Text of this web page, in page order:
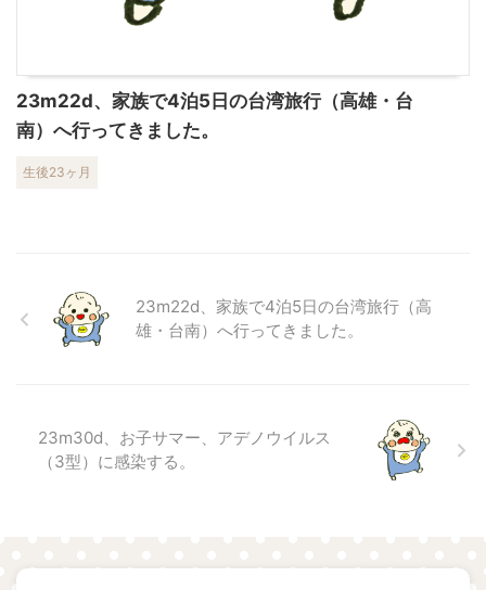
23m22d、家族で4泊5日の台湾旅行（高雄・台
南）へ行ってきました。
生後23ヶ月
23m22d、家族で4泊5日の台湾旅行（高
雄・台南）へ行ってきました。
23m30d、お子サマー、アデノウイルス
（3型）に感染する。